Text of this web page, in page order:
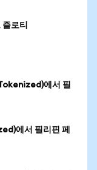
로티
에서 필
에서 필리핀 페